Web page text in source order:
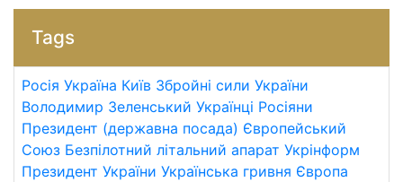
Tags
Росія Україна Київ Збройні сили України
Володимир Зеленський Українці Росіяни
Президент (державна посада) Європейський
Союз Безпілотний літальний апарат Укрінформ
Президент України Українська гривня Європа